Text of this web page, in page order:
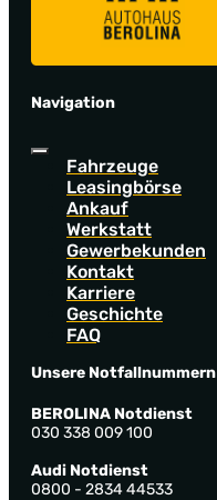
Navigation
Fahrzeuge
Leasingbörse
Ankauf
Werkstatt
Gewerbekunden
Kontakt
Karriere
Geschichte
FAQ
Unsere Notfallnummern
BEROLINA Notdienst
030 338 009 100
Audi Notdienst
0800 - 2834 44533